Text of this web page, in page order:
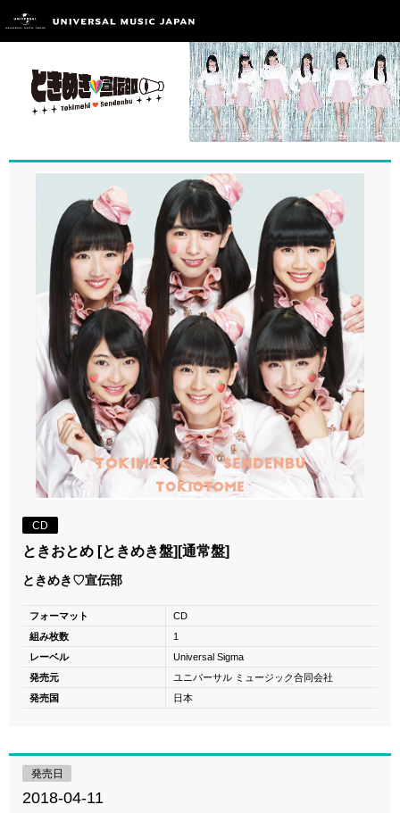
CD
ときおとめ [ときめき盤][通常盤]
ときめき♡宣伝部
フォーマット
CD
組み枚数
1
レーベル
Universal Sigma
発売元
ユニバーサル ミュージック合同会社
発売国
日本
発売日
2018-04-11